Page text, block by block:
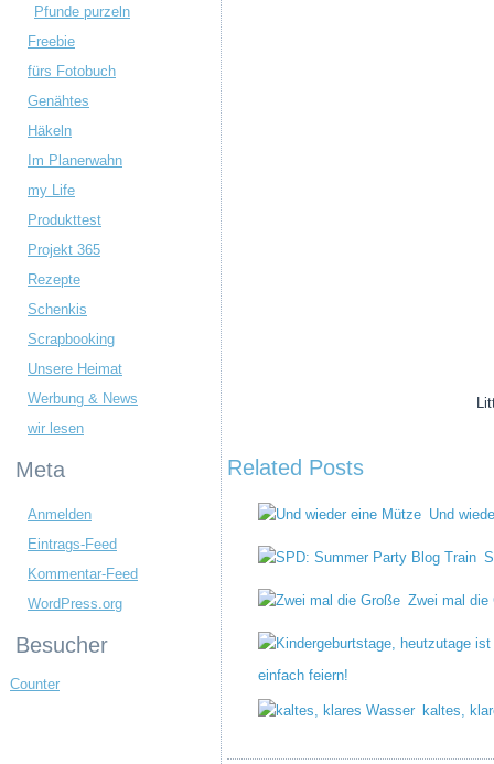
Pfunde purzeln
Freebie
fürs Fotobuch
Genähtes
Häkeln
Im Planerwahn
my Life
Produkttest
Projekt 365
Rezepte
Schenkis
Scrapbooking
Unsere Heimat
Werbung & News
wir lesen
Meta
Anmelden
Eintrags-Feed
Kommentar-Feed
WordPress.org
Besucher
Counter
Related Posts
Und
Zwei mal die
einfach feiern!
kaltes,